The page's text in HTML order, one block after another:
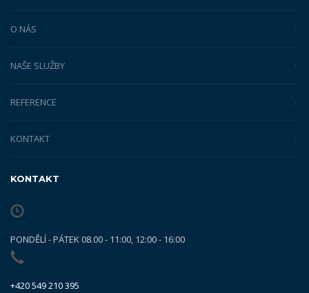
O NÁS
NAŠE SLUŽBY
REFERENCE
KONTAKT
KONTAKT
PONDĚLÍ - PÁTEK 08.00 - 11:00, 12:00 - 16:00
+420 549 210 395